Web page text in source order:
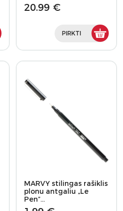
20.99 €
PIRKTI
MARVY stilingas rašiklis
plonu antgaliu „Le
Pen”…